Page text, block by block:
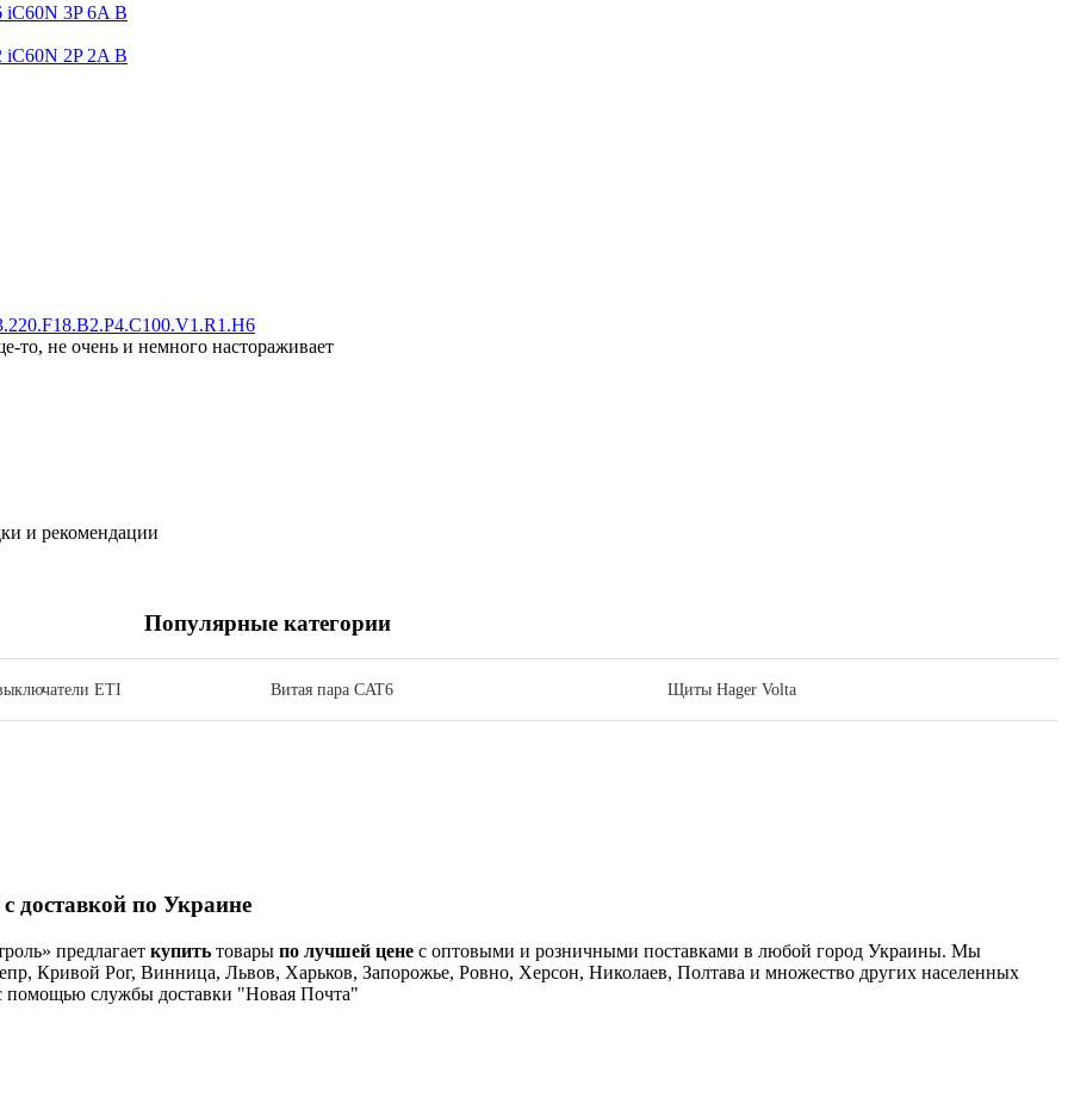
iC60N 3P 6A B
iC60N 2P 2A B
то, не очень и немного настораживает
и рекомендации
Популярные категории
ETI Витая пара CAT6 Щиты Hager Volta
доставкой по Украине
предлагает купить товары по лучшей цене с оптовыми и розничными поставками в любой город Украины. Мы
Кривой Рог, Винница, Львов, Харьков, Запорожье, Ровно, Херсон, Николаев, Полтава и множество других населенных
помощью службы доставки "Новая Почта"